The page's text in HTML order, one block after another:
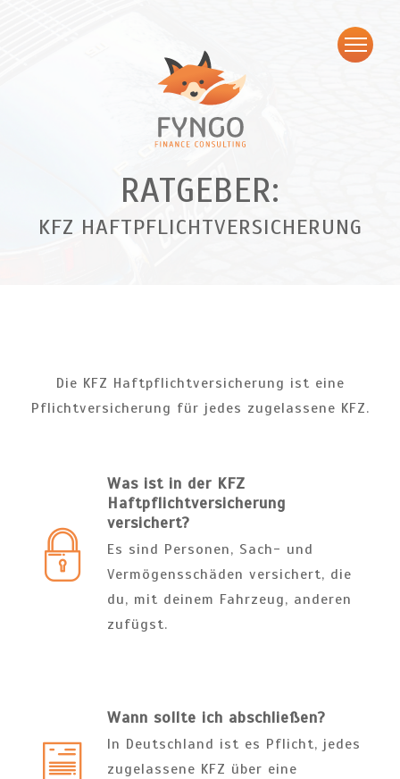
RATGEBER:
KFZ HAFTPFLICHTVERSICHERUNG
Die KFZ Haftpflichtversicherung ist eine
Pflichtversicherung für jedes zugelassene KFZ.
Was ist in der KFZ
Haftpflichtversicherung
versichert?
Es sind Personen, Sach- und
Vermögensschäden versichert, die
du, mit deinem Fahrzeug, anderen
zufügst.
Wann sollte ich abschließen?
In Deutschland ist es Pflicht, jedes
zugelassene KFZ über eine